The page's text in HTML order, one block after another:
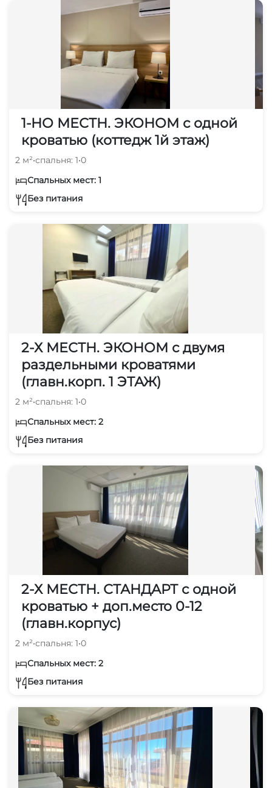
1-НО МЕСТН. ЭКОНОМ с одной
кроватью (коттедж 1й этаж)
2 м²•спальня: 1•0
Спальных мест: 1
Без питания
2-Х МЕСТН. ЭКОНОМ с двумя
раздельными кроватями
(главн.корп. 1 ЭТАЖ)
2 м²•спальня: 1•0
Спальных мест: 2
Без питания
2-Х МЕСТН. СТАНДАРТ с одной
кроватью + доп.место 0-12
(главн.корпус)
2 м²•спальня: 1•0
Спальных мест: 2
Без питания